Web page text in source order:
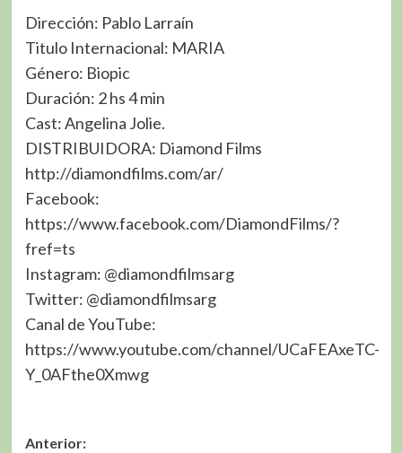
Dirección: Pablo Larraín
Titulo Internacional: MARIA
Género: Biopic
Duración: 2 hs 4 min
Cast: Angelina Jolie.
DISTRIBUIDORA: Diamond Films
http://diamondfilms.com/ar/
Facebook:
https://www.facebook.com/DiamondFilms/?
fref=ts
Instagram: @diamondfilmsarg
Twitter: @diamondfilmsarg
Canal de YouTube:
https://www.youtube.com/channel/UCaFEAxeTC-
Y_0AFthe0Xmwg
Navegación
Anterior: